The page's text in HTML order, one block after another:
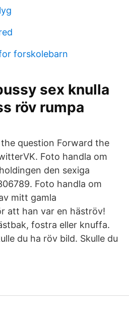
forskolebarn
sex knulla
röv rumpa
question Forward the
Foto handla om
den sexiga
Foto handla om
mitt gamla
att han var en häströv!
fostra eller knuffa.
du ha röv bild. Skulle du